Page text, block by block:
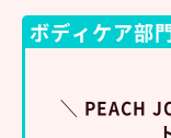
ボディケア部
＼ PEACH